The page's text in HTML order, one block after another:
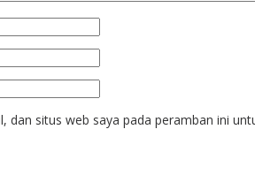
dan situs web saya pada peramban ini